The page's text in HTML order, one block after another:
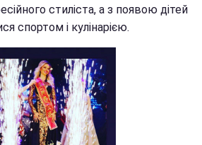
стиліста, а з появою дітей
спортом і кулінарією.